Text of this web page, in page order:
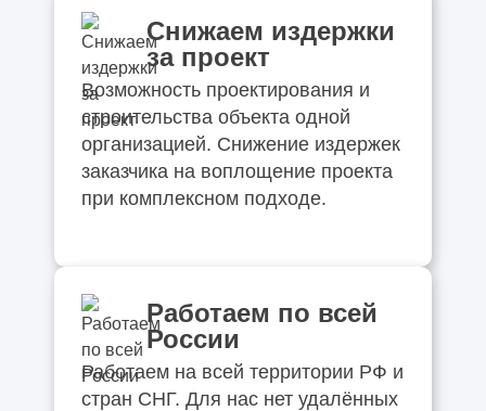
Снижаем издержки
за проект
Возможность проектирования и
строительства объекта одной
организацией. Снижение издержек
заказчика на воплощение проекта
при комплексном подходе.
Работаем по всей
России
Работаем на всей территории РФ и
стран СНГ. Для нас нет удалённых